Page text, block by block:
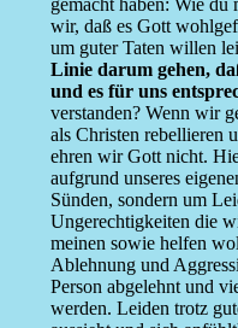
gemacht haben: Wie
wir, daß es Gott
um guter Taten willen
Linie darum gehen,
und es für uns
verstanden? Wenn wir
als Christen rebellieren
ehren wir Gott nicht.
aufgrund unseres
Sünden, sondern um
Ungerechtigkeiten die
meinen sowie helfen
Ablehnung und
Person abgelehnt und
werden. Leiden trotz